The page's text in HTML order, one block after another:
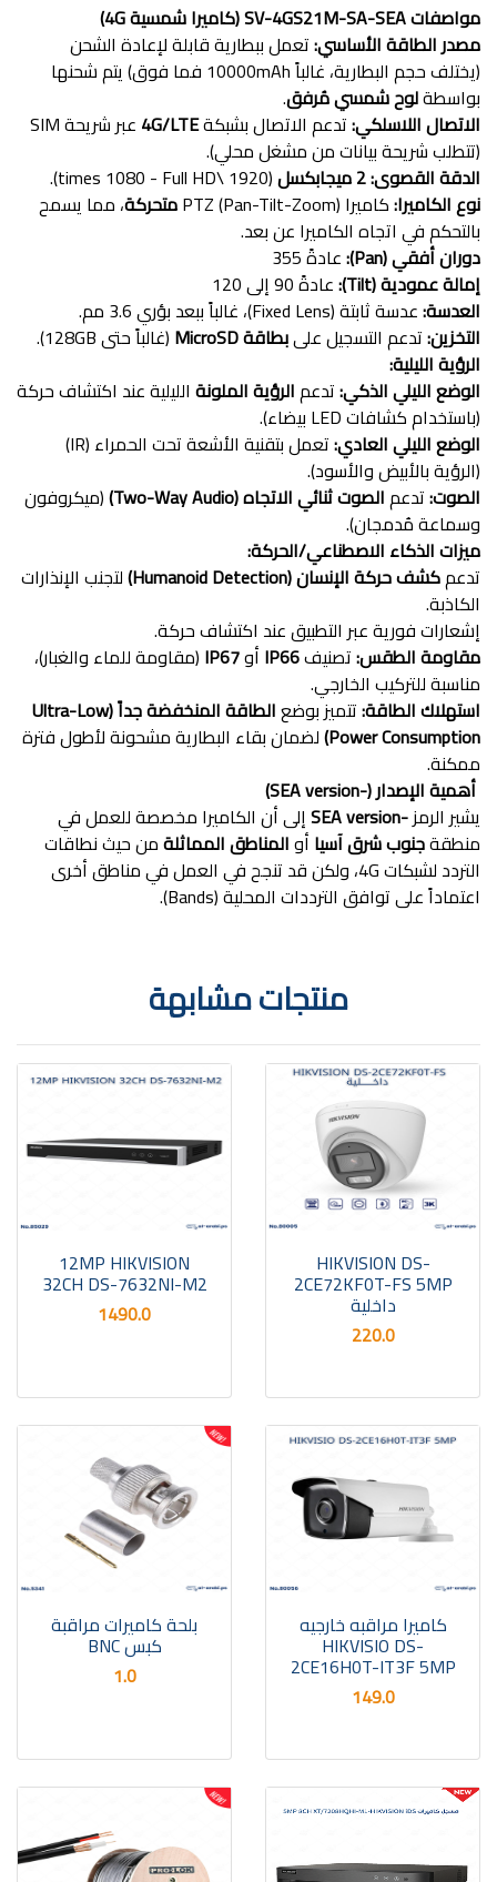
مواصفات SV-4GS21M-SA-SEA (كاميرا شمسية 4G)
مصدر الطاقة الأساسي:تعمل ببطارية قابلة لإعادة الشحن
(يختلف حجم البطارية، غالباً 10000mAh فما فوق) يتم شحنها
بواسطةلوح شمسي مُرفق.
الاتصال اللاسلكي:تدعم الاتصال بشبكة4G/LTE
عبر شريحة SIM
(تتطلب شريحة بيانات من مشغل محلي).
الدقة القصوى:2 ميجابكسل
(1920 \times 1080 - Full HD).
نوع الكاميرا:كاميرا PTZ (Pan-Tilt-Zoom) متحركة، مما يسمح
بالتحكم في اتجاه الكاميرا عن بعد.
دوران أفقي (Pan):
عادةً 355
إمالة عمودية (Tilt):
عادةً 90 إلى 120
العدسة:عدسة ثابتة (Fixed Lens)، غالباً ببعد بؤري 3.6 مم.
التخزين:تدعم التسجيل علىبطاقة MicroSD
(غالباً حتى 128GB).
الرؤية الليلية:
الوضع الليلي الذكي:تدعمالرؤية الملونة الليلية عند اكتشاف حركة
(باستخدام كشافات LED بيضاء).
الوضع الليلي العادي:
تعمل بتقنية الأشعة تحت الحمراء (IR)
(الرؤية بالأبيض والأسود).
الصوت:تدعمالصوت ثنائي الاتجاه (Two-Way Audio)
(ميكروفون
وسماعة مُدمجان).
ميزات الذكاء الاصطناعي/الحركة:
تدعمكشف حركة الإنسان (Humanoid Detection)
لتجنب الإنذارات
الكاذبة.
إشعارات فورية عبر التطبيق عند اكتشاف حركة.
مقاومة الطقس:تصنيفIP66 أوIP67 (مقاومة للماء والغبار)،
مناسبة للتركيب الخارجي.
استهلاك الطاقة:تتميز بوضع
الطاقة المنخفضة جداً (Ultra-Low
Power Consumption) لضمان بقاء البطارية مشحونة لأطول فترة
ممكنة.
أهمية الإصدار (-SEA version)
يشير الرمز-SEA version
إلى أن الكاميرا مخصصة للعمل في
منطقةجنوب شرق آسيا أوالمناطق المماثلةمن حيث نطاقات
التردد لشبكات 4G، ولكن قد تنجح في العمل في مناطق أخرى
اعتماداً على توافق الترددات المحلية (Bands).
منتجات مشابهة
HIKVISION DS-
2CE72KF0T-FS 5MP
داخلية
220.0
12MP HIKVISION
32CH DS-7632NI-M2
1490.0
كاميرا مراقبه خارجيه
HIKVISIO DS-
2CE16H0T-IT3F 5MP
149.0
بلحة كاميرات مراقبة
كبس BNC
1.0